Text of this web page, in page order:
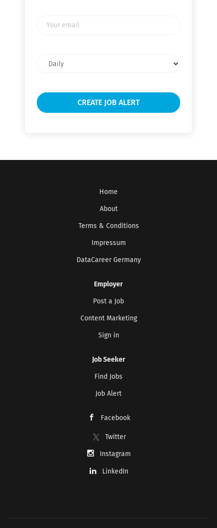
frequency
Home
About
Terms & Conditions
Impressum
DataCareer Germany
Employer
Post a Job
Content Marketing
Sign in
Job Seeker
Find Jobs
Job Alert
Facebook
Twitter
Instagram
LinkedIn